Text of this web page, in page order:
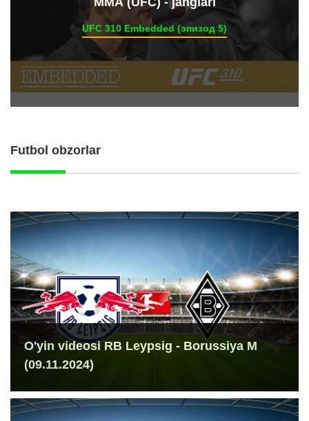
UFC 310 Embedded (эпизод 5)
Futbol obzorlar
O'yin videosi RB Leypsig - Borussiya M
(09.11.2024)